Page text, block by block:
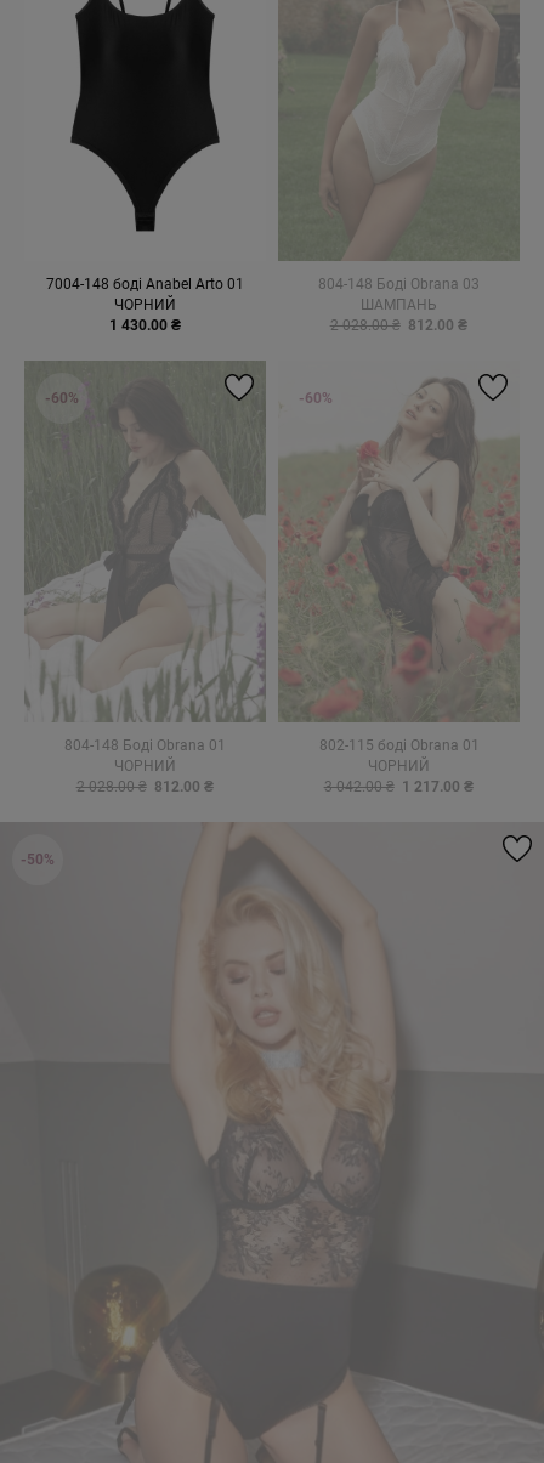
7004-148 боді Anabel Arto 01
ЧОРНИЙ
1 430.00 ₴
804-148 Боді Obrana 03
ШАМПАНЬ
2 028.00 ₴ 812.00 ₴
804-148 Боді Obrana 01
ЧОРНИЙ
2 028.00 ₴ 812.00 ₴
-60%
802-115 боді Obrana 01
ЧОРНИЙ
3 042.00 ₴ 1 217.00 ₴
-60%
-50%